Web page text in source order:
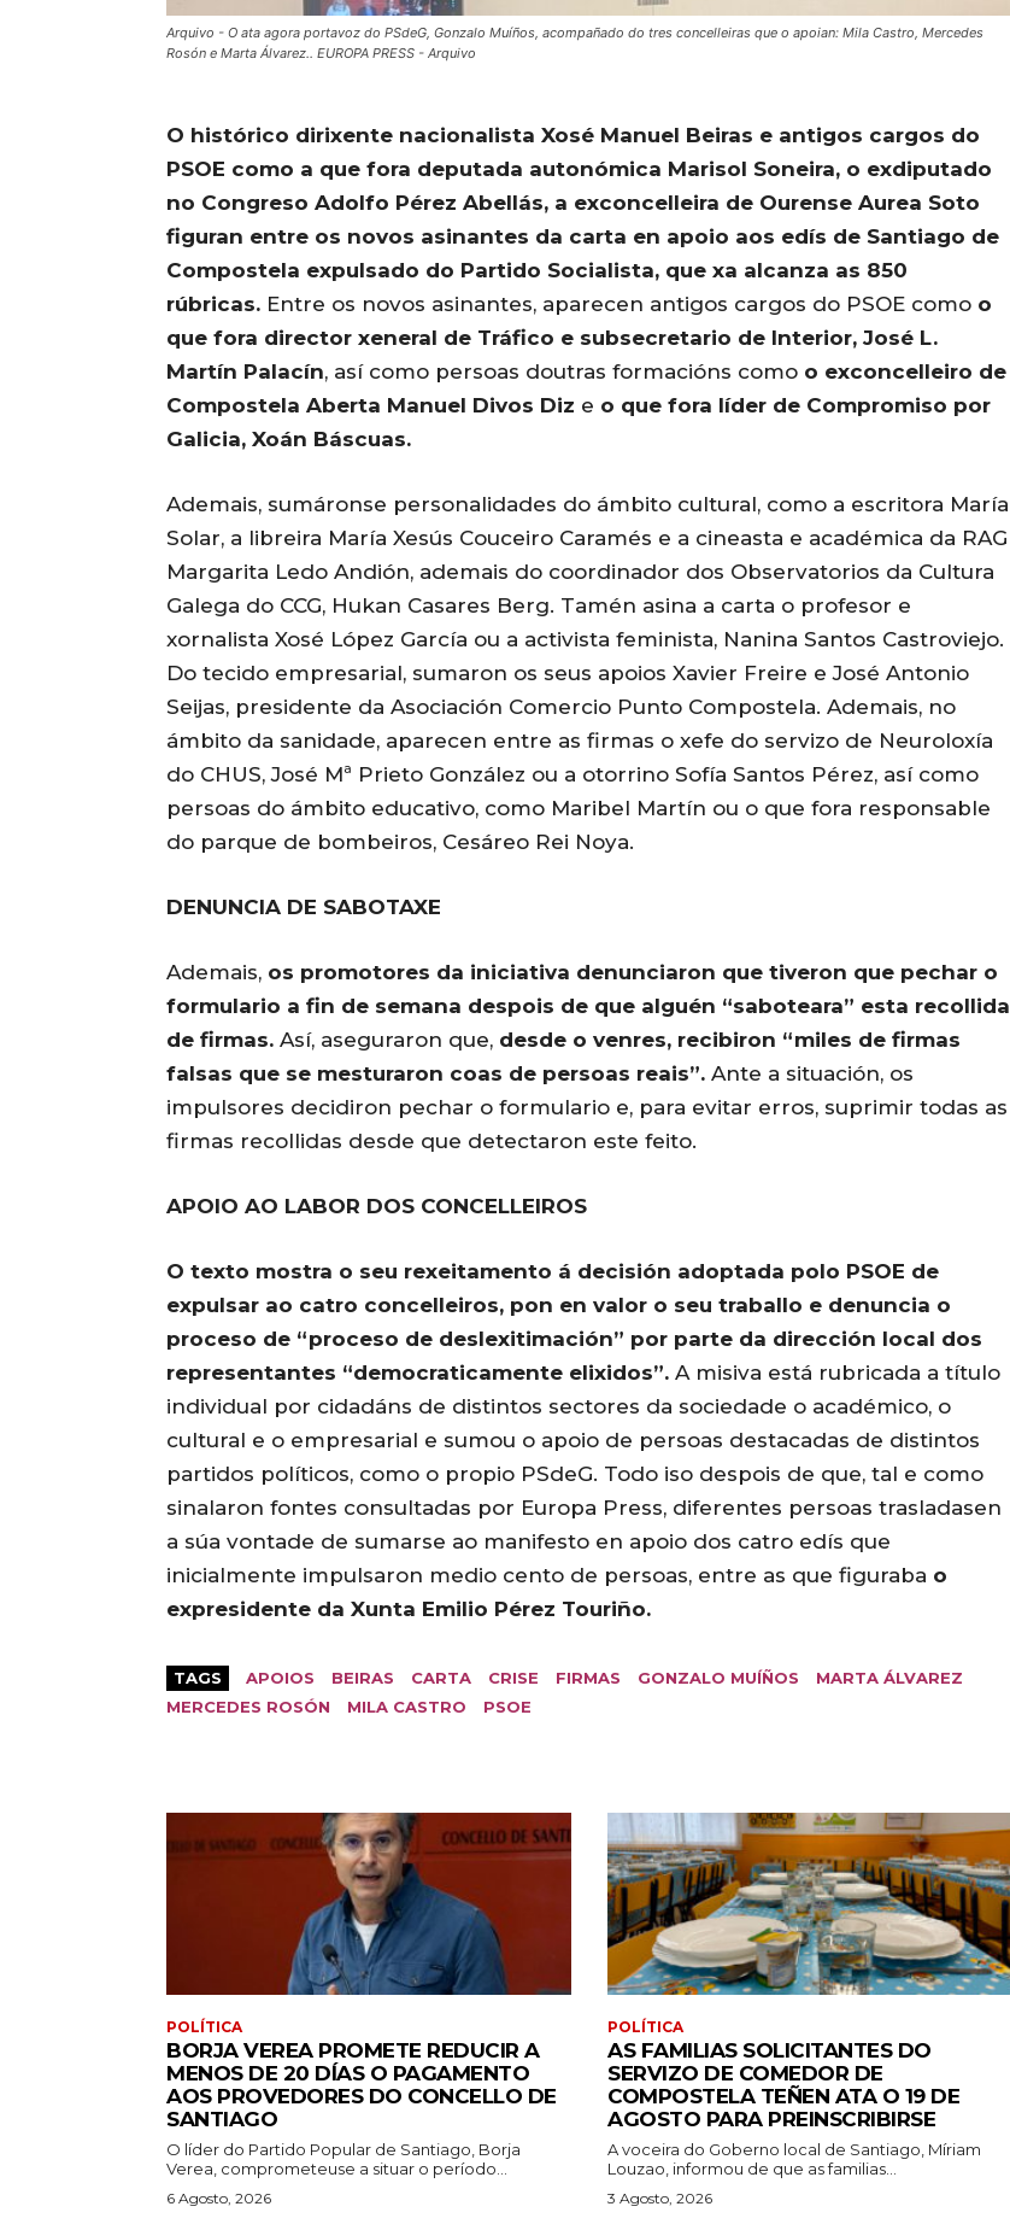
Arquivo - O ata agora portavoz do PSdeG, Gonzalo Muíños, acompañado do tres concelleiras que o apoian: Mila Castro, Mercedes
Rosón e Marta Álvarez.. EUROPA PRESS - Arquivo
O histórico dirixente nacionalista Xosé Manuel Beiras e antigos cargos do
PSOE como a que fora deputada autonómica Marisol Soneira, o exdiputado
no Congreso Adolfo Pérez Abellás, a exconcelleira de Ourense Aurea Soto
figuran entre os novos asinantes da carta en apoio aos edís de Santiago de
Compostela expulsado do Partido Socialista, que xa alcanza as 850
rúbricas. Entre os novos asinantes, aparecen antigos cargos do PSOE como o
que fora director xeneral de Tráfico e subsecretario de Interior, José L.
Martín Palacín, así como persoas doutras formacións como o exconcelleiro de
Compostela Aberta Manuel Divos Diz e o que fora líder de Compromiso por
Galicia, Xoán Báscuas.
Ademais, sumáronse personalidades do ámbito cultural, como a escritora María
Solar, a libreira María Xesús Couceiro Caramés e a cineasta e académica da RAG
Margarita Ledo Andión, ademais do coordinador dos Observatorios da Cultura
Galega do CCG, Hukan Casares Berg. Tamén asina a carta o profesor e
xornalista Xosé López García ou a activista feminista, Nanina Santos Castroviejo.
Do tecido empresarial, sumaron os seus apoios Xavier Freire e José Antonio
Seijas, presidente da Asociación Comercio Punto Compostela. Ademais, no
ámbito da sanidade, aparecen entre as firmas o xefe do servizo de Neuroloxía
do CHUS, José Mª Prieto González ou a otorrino Sofía Santos Pérez, así como
persoas do ámbito educativo, como Maribel Martín ou o que fora responsable
do parque de bombeiros, Cesáreo Rei Noya.
DENUNCIA DE SABOTAXE
Ademais, os promotores da iniciativa denunciaron que tiveron que pechar o
formulario a fin de semana despois de que alguén “saboteara” esta recollida
de firmas. Así, aseguraron que, desde o venres, recibiron “miles de firmas
falsas que se mesturaron coas de persoas reais”. Ante a situación, os
impulsores decidiron pechar o formulario e, para evitar erros, suprimir todas as
firmas recollidas desde que detectaron este feito.
APOIO AO LABOR DOS CONCELLEIROS
O texto mostra o seu rexeitamento á decisión adoptada polo PSOE de
expulsar ao catro concelleiros, pon en valor o seu traballo e denuncia o
proceso de “proceso de deslexitimación” por parte da dirección local dos
representantes “democraticamente elixidos”. A misiva está rubricada a título
individual por cidadáns de distintos sectores da sociedade o académico, o
cultural e o empresarial e sumou o apoio de persoas destacadas de distintos
partidos políticos, como o propio PSdeG. Todo iso despois de que, tal e como
sinalaron fontes consultadas por Europa Press, diferentes persoas trasladasen
a súa vontade de sumarse ao manifesto en apoio dos catro edís que
inicialmente impulsaron medio cento de persoas, entre as que figuraba o
expresidente da Xunta Emilio Pérez Touriño.
TAGS APOIOS BEIRAS CARTA CRISE FIRMAS GONZALO MUÍÑOS
MARTA ÁLVAREZ
MERCEDES ROSÓN
MILA CASTRO PSOE
POLÍTICA
BORJA VEREA PROMETE REDUCIR A
MENOS DE 20 DÍAS O PAGAMENTO
AOS PROVEDORES DO CONCELLO DE
SANTIAGO
O líder do Partido Popular de Santiago, Borja
Verea, comprometeuse a situar o período...
6 Agosto, 2026
POLÍTICA
AS FAMILIAS SOLICITANTES DO
SERVIZO DE COMEDOR DE
COMPOSTELA TEÑEN ATA O 19 DE
AGOSTO PARA PREINSCRIBIRSE
A voceira do Goberno local de Santiago, Míriam
Louzao, informou de que as familias...
3 Agosto, 2026